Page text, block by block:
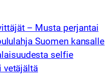
– Musta perjantai
Suomen kansalle
selfie
vetäjältä